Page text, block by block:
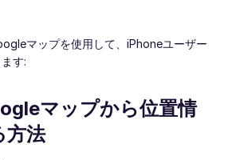
マップを使用して、iPhoneユーザー
す:
マップから位置情
方法